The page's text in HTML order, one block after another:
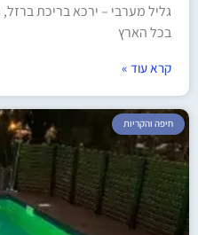
בכל הארץ
קרא עוד »
חיפה והקריות